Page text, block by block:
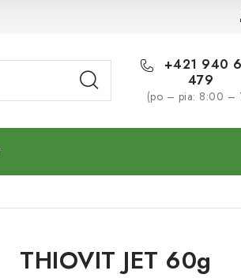
+421 940
479
(po – pia: 8:00 –
THIOVIT JET 60g